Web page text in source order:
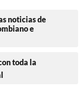
noticias de
e
toda la